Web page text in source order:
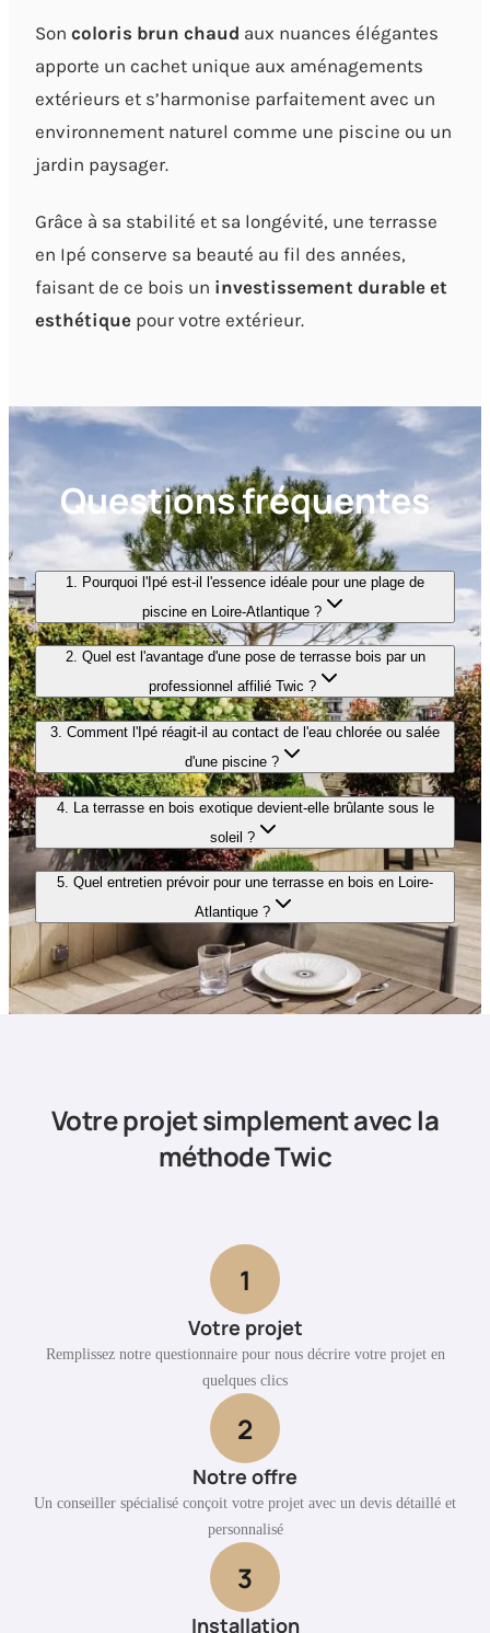
Son coloris brun chaud aux nuances élégantes
apporte un cachet unique aux aménagements
extérieurs et s’harmonise parfaitement avec un
environnement naturel comme une piscine ou un
jardin paysager.
Grâce à sa stabilité et sa longévité, une terrasse
en Ipé conserve sa beauté au fil des années,
faisant de ce bois un investissement durable et
esthétique pour votre extérieur.
Questions fréquentes
1. Pourquoi l'Ipé est-il l'essence idéale pour une plage de
piscine en Loire-Atlantique ?
2. Quel est l'avantage d'une pose de terrasse bois par un
professionnel affilié Twic ?
3. Comment l'Ipé réagit-il au contact de l'eau chlorée ou salée
d'une piscine ?
4. La terrasse en bois exotique devient-elle brûlante sous le
soleil ?
5. Quel entretien prévoir pour une terrasse en bois en Loire-
Atlantique ?
Votre projet simplement avec la
méthode Twic
1
Votre projet
Remplissez notre questionnaire pour nous décrire votre projet en
quelques clics
2
Notre offre
Un conseiller spécialisé conçoit votre projet avec un devis détaillé et
personnalisé
3
Installation